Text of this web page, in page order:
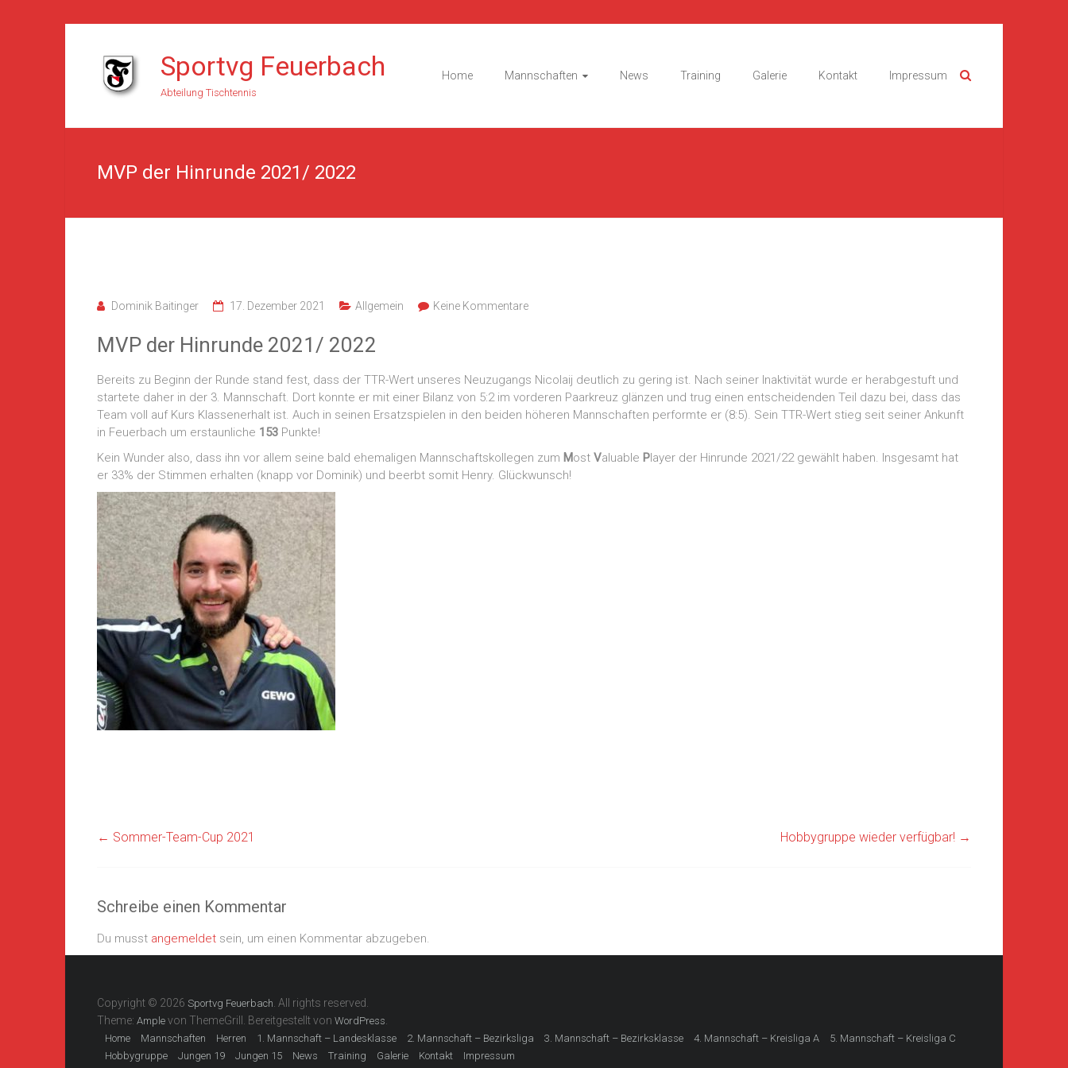
content
Sportvg Feuerbach
Abteilung Tischtennis
Home Mannschaften News Training Galerie Kontakt Impressum
MVP der Hinrunde 2021/ 2022
Dominik Baitinger 17. Dezember 2021 Allgemein Keine Kommentare
MVP der Hinrunde 2021/ 2022
Bereits zu Beginn der Runde stand fest, dass der TTR-Wert unseres Neuzugangs Nicolaij deutlich zu gering ist. Nach seiner Inaktivität wurde er herabgestuft und
startete daher in der 3. Mannschaft. Dort konnte er mit einer Bilanz von 5:2 im vorderen Paarkreuz glänzen und trug einen entscheidenden Teil dazu bei, dass das
Team voll auf Kurs Klassenerhalt ist. Auch in seinen Ersatzspielen in den beiden höheren Mannschaften performte er (8:5). Sein TTR-Wert stieg seit seiner Ankunft
in Feuerbach um erstaunliche 153 Punkte!
Kein Wunder also, dass ihn vor allem seine bald ehemaligen Mannschaftskollegen zum Most Valuable Player der Hinrunde 2021/22 gewählt haben. Insgesamt hat
er 33% der Stimmen erhalten (knapp vor Dominik) und beerbt somit Henry. Glückwunsch!
← Sommer-Team-Cup 2021 Hobbygruppe wieder verfügbar! →
Schreibe einen Kommentar
Du musst angemeldet sein, um einen Kommentar abzugeben.
Copyright © 2026 Sportvg Feuerbach . All rights reserved.
Theme: Ample von ThemeGrill. Bereitgestellt von WordPress
Home Mannschaften Herren 1. Mannschaft – Landesklasse 2. Mannschaft – Bezirksliga 3. Mannschaft – Bezirksklasse 4. Mannschaft – Kreisliga A
5. Mannschaft – Kreisliga C
Hobbygruppe
Jungen 19 Jungen 15 News Training Galerie Kontakt Impressum